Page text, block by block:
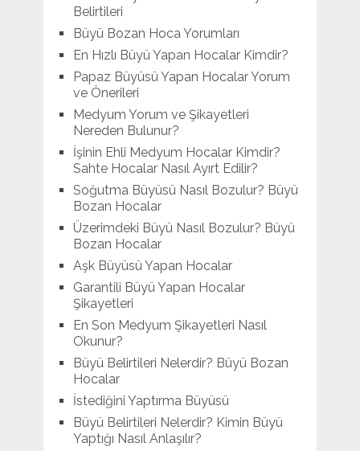
Belirtileri
Büyü Bozan Hoca Yorumları
En Hızlı Büyü Yapan Hocalar Kimdir?
Papaz Büyüsü Yapan Hocalar Yorum
ve Önerileri
Medyum Yorum ve Şikayetleri
Nereden Bulunur?
İşinin Ehli Medyum Hocalar Kimdir?
Sahte Hocalar Nasıl Ayırt Edilir?
Soğutma Büyüsü Nasıl Bozulur? Büyü
Bozan Hocalar
Üzerimdeki Büyü Nasıl Bozulur? Büyü
Bozan Hocalar
Aşk Büyüsü Yapan Hocalar
Garantili Büyü Yapan Hocalar
Şikayetleri
En Son Medyum Şikayetleri Nasıl
Okunur?
Büyü Belirtileri Nelerdir? Büyü Bozan
Hocalar
İstediğini Yaptırma Büyüsü
Büyü Belirtileri Nelerdir? Kimin Büyü
Yaptığı Nasıl Anlaşılır?